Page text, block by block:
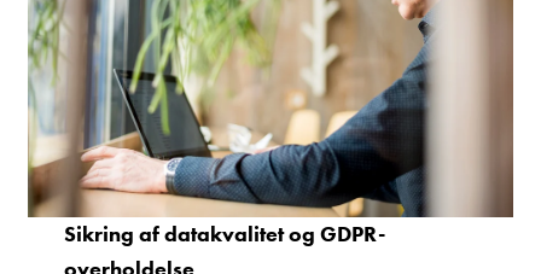
Sikring af datakvalitet og GDPR-